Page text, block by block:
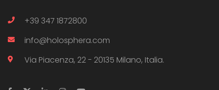
+39 347 1872800
info@holosphera.com
Via Piacenza, 22 - 20135 Milano, Italia.